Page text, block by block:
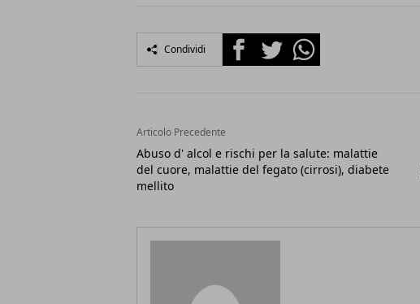
Condividi FacebookTwitterWhatsapp
Articolo Precedente
Abuso d' alcol e rischi per la salute: malattie
del cuore, malattie del fegato (cirrosi), diabete
mellito